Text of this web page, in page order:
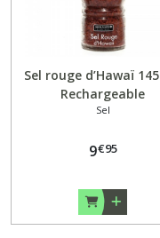
Sel rouge d’Hawaï
Rechargeable
Sel
9€95